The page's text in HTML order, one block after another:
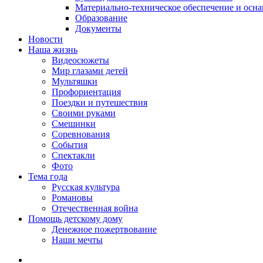
Материально-техническое обеспечение и
Образование
Документы
Новости
Наша жизнь
Видеосюжеты
Мир глазами детей
Мультяшки
Профориентация
Поездки и путешествия
Своими руками
Смешинки
Соревнования
События
Спектакли
Фото
Тема года
Русская культура
Романовы
Отечественная война
Помощь детскому дому
Денежное пожертвование
Наши мечты